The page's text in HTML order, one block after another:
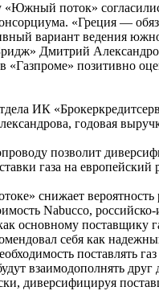
поток»
«Греция —
вариант ведения
Дмитрий
позитивно
ИК
годовая
позволит
газа на
снижает
Nabucco,
основному поставщику
себя как
поставлять
взаимодополнять друг
диверсифицируя